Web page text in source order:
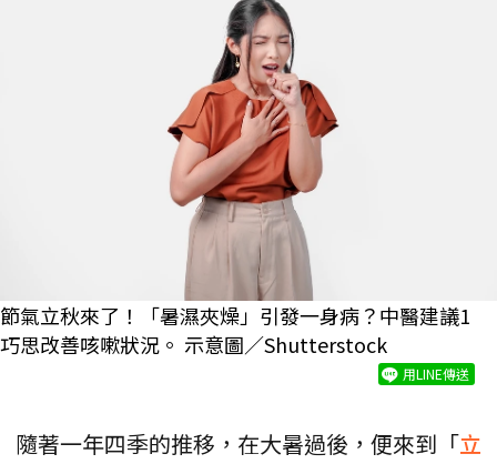
節氣立秋來了！「暑濕夾燥」引發一身病？中醫建議1
巧思改善咳嗽狀況。 示意圖／Shutterstock
用LINE傳送
隨著一年四季的推移，在大暑過後，便來到「立